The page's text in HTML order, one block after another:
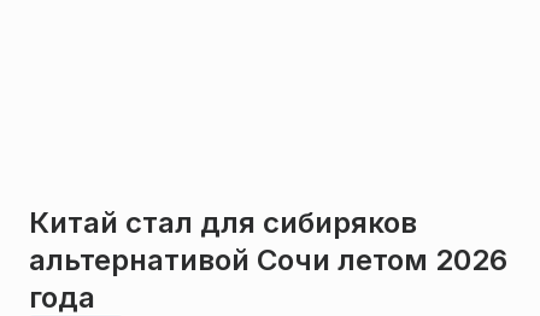
Китай стал для сибиряков
альтернативой Сочи летом 2026
года